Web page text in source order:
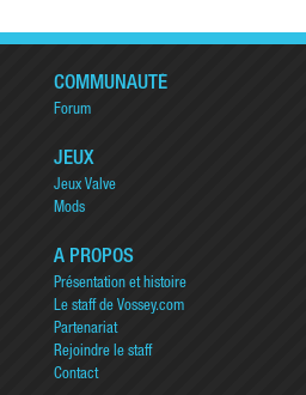
COMMUNAUTÉ
Forum
JEUX
Jeux Valve
Mods
A PROPOS
Présentation et histoire
Le staff de Vossey.com
Partenariat
Rejoindre le staff
Contact